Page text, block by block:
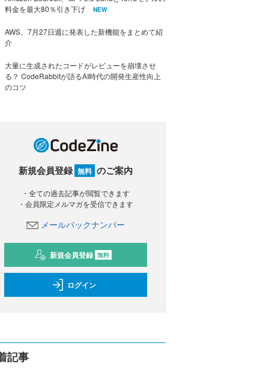
料金を最大80％引き下げ
NEW
AWS、7月27日週に発表した新機能をまとめて紹
介
大量に生成されたコードがレビューを崩壊させ
る？ CodeRabbitが語るAI時代の開発生産性向上
のコツ
新規会員登録 無料 のご案内
・全ての過去記事が閲覧できます
・会員限定メルマガを受信できます
メールバックナンバー
新規会員登録 無料
ログイン
記事